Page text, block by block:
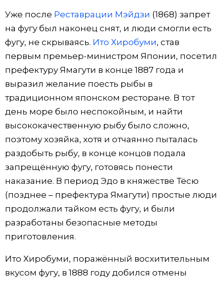
Уже после Реставрации Мэйдзи (1868) запрет
на фугу был наконец снят, и люди смогли есть
фугу, не скрываясь. Ито Хиробуми, став
первым премьер-министром Японии, посетил
префектуру Ямагути в конце 1887 года и
выразил желание поесть рыбы в
традиционном японском ресторане. В тот
день море было неспокойным, и найти
высококачественную рыбу было сложно,
поэтому хозяйка, хотя и отчаянно пыталась
раздобыть рыбу, в конце концов подала
запрещённую фугу, готовясь понести
наказание. В период Эдо в княжестве Тёсю
(позднее – префектура Ямагути) простые люди
продолжали тайком есть фугу, и были
разработаны безопасные методы
приготовления.
Ито Хиробуми, поражённый восхитительным
вкусом фугу, в 1888 году добился отмены